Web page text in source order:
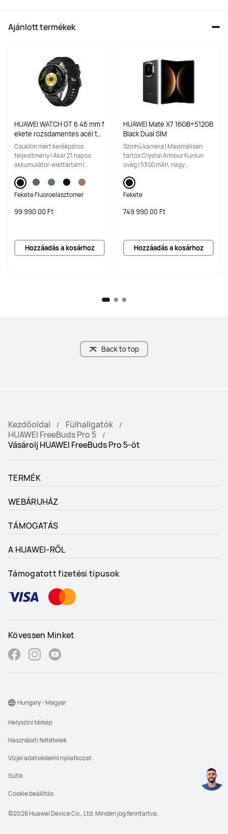
Ajánlott termékek
HUAWEI WATCH GT 6 46 mm f
ekete rozsdamentes acél tok
fekete fluoroelasztomer szíjj
al
Csuklón mért kerékpáros
teljesítmény | Akár 21 napos
akkumulátor-élettartam |
Fekete Fluoroelasztomer
99 990.00 Ft
Hozzáadás a kosárhoz
HUAWEI Mate X7 16GB+512GB
Black Dual SIM
Színhű kamera | Maximálisan
tartós Crystal Armour Kunlun
üveg | 5300 mAh, nagy
Fekete
749 990.00 Ft
Hozzáadás a kosárhoz
Back to top
Kezdőoldal
Fülhallgatók
HUAWEI FreeBuds Pro 5
Vásárolj HUAWEI FreeBuds Pro 5-öt
TERMÉK
WEBÁRUHÁZ
TÁMOGATÁS
A HUAWEI-RŐL
Támogatott fizetési típusok
Kövessen Minket
©2026 Huawei Device Co., Ltd. Minden jog fenntartva.
Helyszíni térkép
Használati feltételek
Vízjel adatvédelmi nyilatkozat
Sütik
Cookie beállítás
Hungary - Magyar